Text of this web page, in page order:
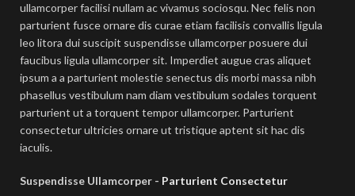
ullamcorper facilisi nullam ac vivamus sociosqu. Nec felis non
parturient fusce ornare dis curae etiam facilisis convallis ligula
leo litora dui suscipit suspendisse ullamcorper posuere dui
faucibus ligula ullamcorper sit. Imperdiet augue cras aliquet
ipsum a a parturient molestie senectus dis morbi massa nibh
phasellus vestibulum nam diam vestibulum sodales torquent
parturient ut a torquent tempor ullamcorper. Parturient
consectetur ultricies ornare ut tristique aptent sit hac dis
iaculis.
Suspendisse Ullamcorper - Parturient Consectetur